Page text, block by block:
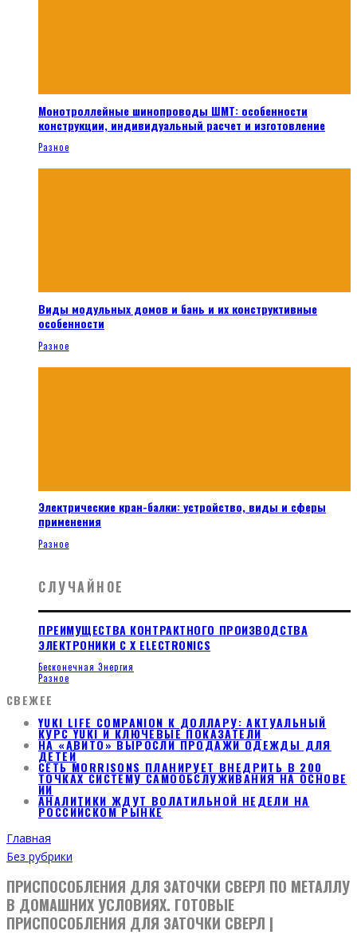
Монотроллейные шинопроводы ШМТ: особенности
конструкции, индивидуальный расчет и изготовление
Разное
Виды модульных домов и бань и их конструктивные
особенности
Разное
Электрические кран-балки: устройство, виды и сферы
применения
Разное
СЛУЧАЙНОЕ
ПРЕИМУЩЕСТВА КОНТРАКТНОГО ПРОИЗВОДСТВА
ЭЛЕКТРОНИКИ С X ELECTRONICS
Бесконечная Энергия
Разное
СВЕЖЕЕ
YUKI LIFE COMPANION К ДОЛЛАРУ: АКТУАЛЬНЫЙ
КУРС YUKI И КЛЮЧЕВЫЕ ПОКАЗАТЕЛИ
НА «АВИТО» ВЫРОСЛИ ПРОДАЖИ ОДЕЖДЫ ДЛЯ
ДЕТЕЙ
СЕТЬ MORRISONS ПЛАНИРУЕТ ВНЕДРИТЬ В 200
ТОЧКАХ СИСТЕМУ САМООБСЛУЖИВАНИЯ НА ОСНОВЕ
ИИ
АНАЛИТИКИ ЖДУТ ВОЛАТИЛЬНОЙ НЕДЕЛИ НА
РОССИЙСКОМ РЫНКЕ
Главная
Без рубрики
ПРИСПОСОБЛЕНИЯ ДЛЯ ЗАТОЧКИ СВЕРЛ ПО МЕТАЛЛУ
В ДОМАШНИХ УСЛОВИЯХ. ГОТОВЫЕ
ПРИСПОСОБЛЕНИЯ ДЛЯ ЗАТОЧКИ СВЕРЛ |